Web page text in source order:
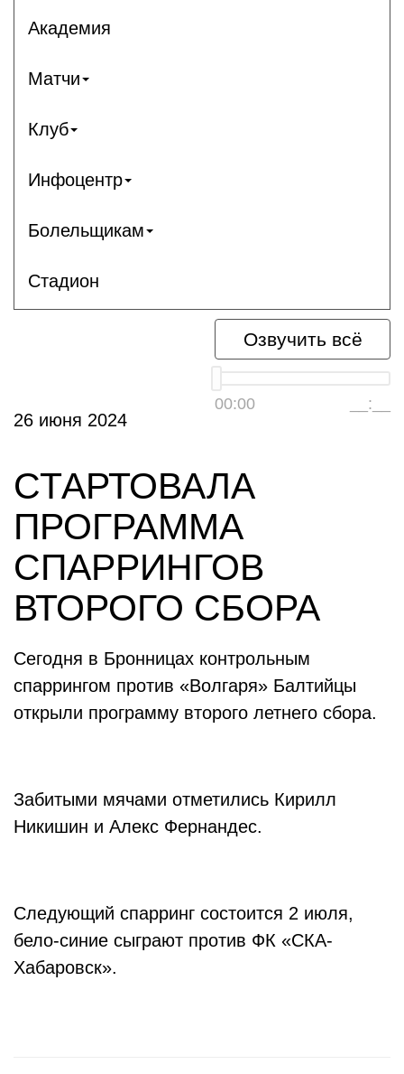
Академия
Матчи
Клуб
Инфоцентр
Болельщикам
Стадион
Озвучить всё
00:00 __:__
26 июня 2024
СТАРТОВАЛА
ПРОГРАММА
СПАРРИНГОВ
ВТОРОГО СБОРА
Сегодня в Бронницах контрольным
спаррингом против «Волгаря» Балтийцы
открыли программу второго летнего сбора.
Забитыми мячами отметились Кирилл
Никишин и Алекс Фернандес.
Следующий спарринг состоится 2 июля,
бело-синие сыграют против ФК «СКА-
Хабаровск».